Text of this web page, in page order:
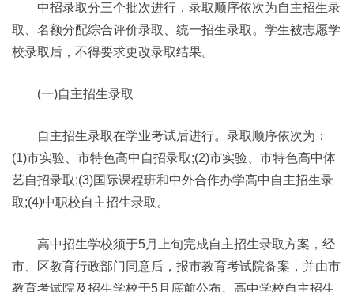
中招录取分三个批次进行，录取顺序依次为自主招生录
取、名额分配综合评价录取、统一招生录取。学生被志愿学
校录取后，不得要求更改录取结果。
(一)自主招生录取
自主招生录取在学业考试后进行。录取顺序依次为：
(1)市实验、市特色高中自招录取;(2)市实验、市特色高中体
艺自招录取;(3)国际课程班和中外合作办学高中自主招生录
取;(4)中职校自主招生录取。
高中招生学校须于5月上旬完成自主招生录取方案，经
市、区教育行政部门同意后，报市教育考试院备案，并由市
教育考试院及招生学校于5月底前公布。高中学校自主招生